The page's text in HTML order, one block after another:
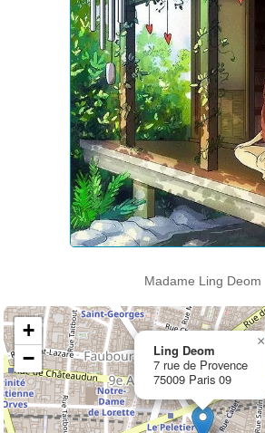
Madame Ling Deom
Ling Deom
7 rue de Provence
75009 Paris 09
×
+
−